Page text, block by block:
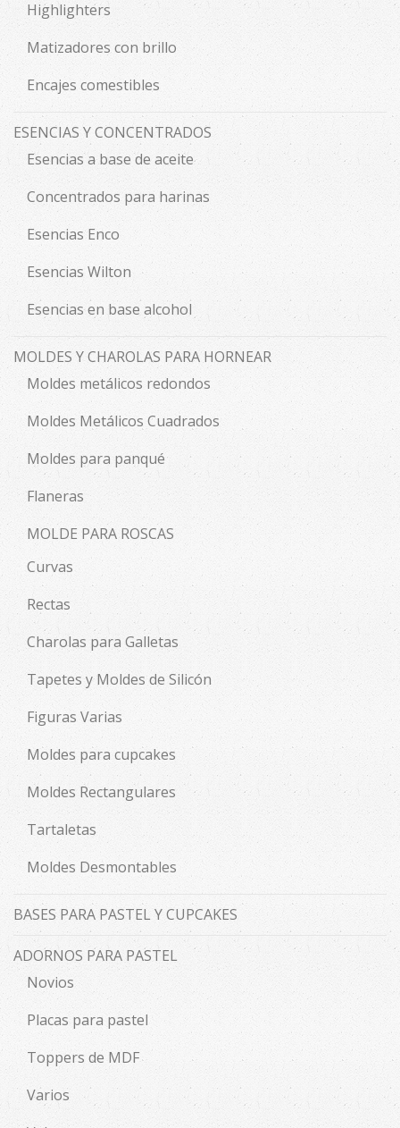
Highlighters
Matizadores con brillo
Encajes comestibles
ESENCIAS Y CONCENTRADOS
Esencias a base de aceite
Concentrados para harinas
Esencias Enco
Esencias Wilton
Esencias en base alcohol
MOLDES Y CHAROLAS PARA HORNEAR
Moldes metálicos redondos
Moldes Metálicos Cuadrados
Moldes para panqué
Flaneras
MOLDE PARA ROSCAS
Curvas
Rectas
Charolas para Galletas
Tapetes y Moldes de Silicón
Figuras Varias
Moldes para cupcakes
Moldes Rectangulares
Tartaletas
Moldes Desmontables
BASES PARA PASTEL Y CUPCAKES
ADORNOS PARA PASTEL
Novios
Placas para pastel
Toppers de MDF
Varios